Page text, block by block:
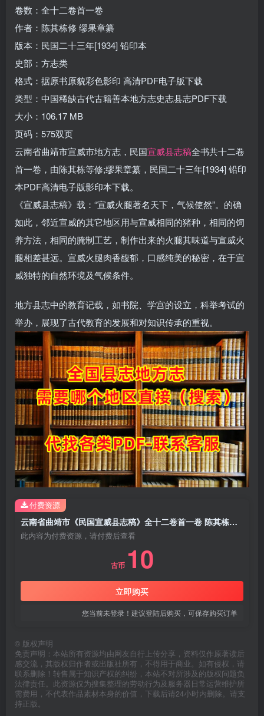
卷数：全十二卷首一卷
作者：陈其栋修 缪果章纂
版本：民国二十三年[1934] 铅印本
史部：方志类
格式：据原书原貌彩色影印 高清PDF电子版下载
类型：中国稀缺古代古籍善本地方志史志县志PDF下载
大小：106.17 MB
页码：575双页
云南省曲靖市宣威市地方志，民国宣威县志稿全书共十二卷
首一卷，由陈其栋等修;缪果章纂，民国二十三年[1934] 铅印
本PDF高清电子版影印本下载。
《宣威县志稿》载：“宣威火腿著名天下，气候使然”。的确
如此，邻近宣威的其它地区用与宣威相同的猪种，相同的饲
养方法，相同的腌制工艺，制作出来的火腿其味道与宣威火
腿相差甚远。宣威火腿肉香馥郁，口感纯美的秘密，在于宣
威独特的自然环境及气候条件。
地方县志中的教育记载，如书院、学宫的设立，科举考试的
举办，展现了古代教育的发展和对知识传承的重视。
云南省曲靖市《民国宣威县志稿》全十二卷首一卷 陈其栋修 缪果章纂PDF电子版地方志下载
此内容为付费资源，请付费后查看
古币 10
立即购买
您当前未登录！建议登陆后购买，可保存购买订单
付费资源
© 版权声明
免责声明：本站所有资源均由网友自行上传分享，资料仅作原著读后
感交流，其版权归作者或出版社所有，不得用于商业。如有侵权，请
联系删除！转售属于知识产权的纠纷，本站不对所涉及的版权问题负
法律责任。此资源仅为搜集整理的劳动行为及服务器日常运营维护所
需费用，不代表作品素材本身的价值，下载后请24小时内删除。请支
持正版。